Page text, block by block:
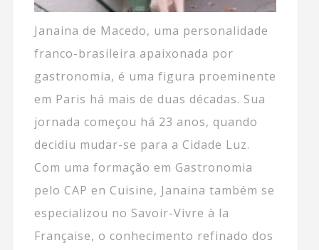
Janaina de Macedo, uma personalidade
franco-brasileira apaixonada por
gastronomia, é uma figura proeminente
em Paris há mais de duas décadas. Sua
jornada começou há 23 anos, quando
decidiu mudar-se para a Cidade Luz.
Com uma formação em Gastronomia
pelo CAP en Cuisine, Janaina também se
especializou no Savoir-Vivre à la
Française, o conhecimento refinado dos